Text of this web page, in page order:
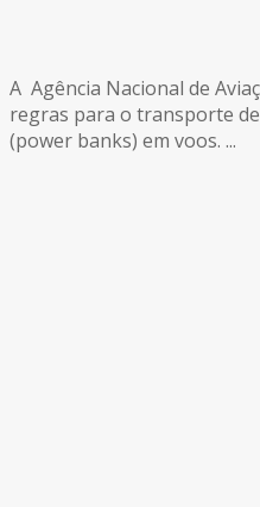
A Agência Nacional de
regras para o transporte
(power banks) em voos. ...